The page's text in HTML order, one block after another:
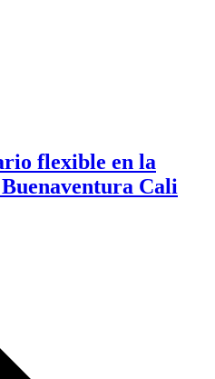
flexible en la
Cali